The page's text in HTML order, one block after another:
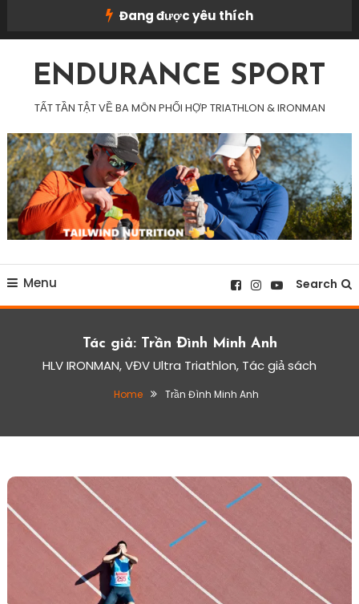
Đang được yêu thích
ENDURANCE SPORT
TẤT TẦN TẬT VỀ BA MÔN PHỐI HỢP TRIATHLON & IRONMAN
Menu Search
Tác giả: Trần Đình Minh Anh
HLV IRONMAN, VĐV Ultra Triathlon, Tác giả sách
Home Trần Đình Minh Anh